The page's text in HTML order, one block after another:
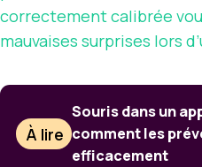
correctement calibrée
mauvaises surprises lors
À lire
Souris dans un
comment les
efficacement